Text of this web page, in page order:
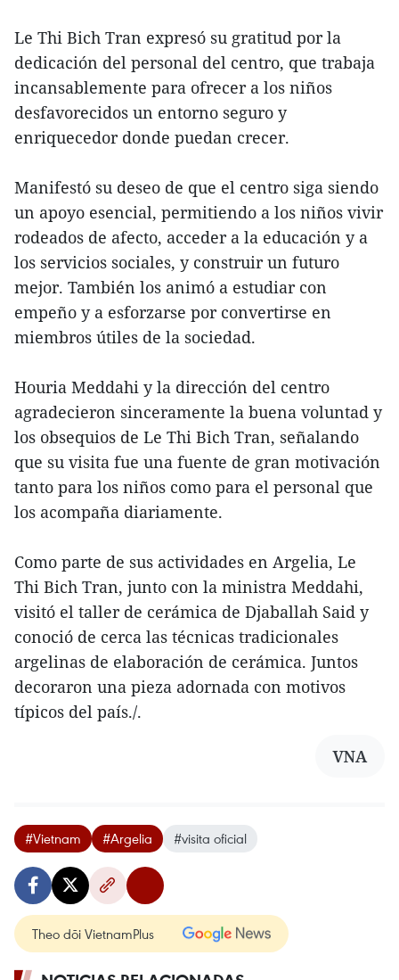
Le Thi Bich Tran expresó su gratitud por la
dedicación del personal del centro, que trabaja
incansablemente para ofrecer a los niños
desfavorecidos un entorno seguro y
enriquecedor donde puedan crecer.
Manifestó su deseo de que el centro siga siendo
un apoyo esencial, permitiendo a los niños vivir
rodeados de afecto, acceder a la educación y a
los servicios sociales, y construir un futuro
mejor. También los animó a estudiar con
empeño y a esforzarse por convertirse en
miembros útiles de la sociedad.
Houria Meddahi y la dirección del centro
agradecieron sinceramente la buena voluntad y
los obsequios de Le Thi Bich Tran, señalando
que su visita fue una fuente de gran motivación
tanto para los niños como para el personal que
los acompaña diariamente.
Como parte de sus actividades en Argelia, Le
Thi Bich Tran, junto con la ministra Meddahi,
visitó el taller de cerámica de Djaballah Said y
conoció de cerca las técnicas tradicionales
argelinas de elaboración de cerámica. Juntos
decoraron una pieza adornada con motivos
típicos del país./.
VNA
#Vietnam #Argelia #visita oficial
Theo dõi VietnamPlus